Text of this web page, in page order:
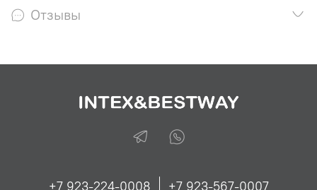
Отзывы
+7 923-224-0008 +7 923-567-0007